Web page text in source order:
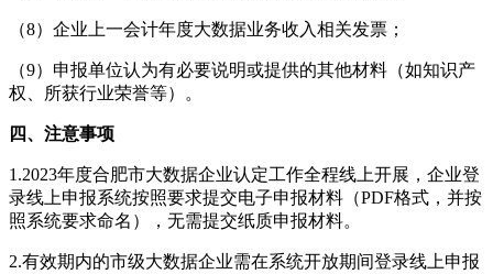
（8）企业上一会计年度大数据业务收入相关发票；
（9）申报单位认为有必要说明或提供的其他材料（如知识产
权、所获行业荣誉等）。
四、注意事项
1.2023年度合肥市大数据企业认定工作全程线上开展，企业登
录线上申报系统按照要求提交电子申报材料（PDF格式，并按
照系统要求命名），无需提交纸质申报材料。
2.有效期内的市级大数据企业需在系统开放期间登录线上申报